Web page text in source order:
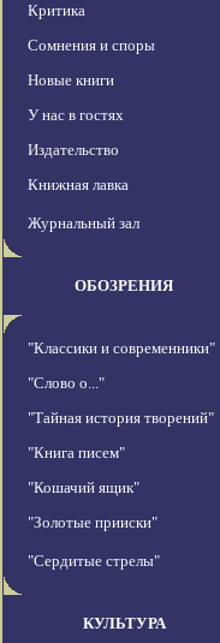
Критика
Сомнения и споры
Новые книги
У нас в гостях
Издательство
Книжная лавка
Журнальный зал
ОБОЗРЕНИЯ
"Классики и современники"
"Слово о..."
"Тайная история творений"
"Книга писем"
"Кошачий ящик"
"Золотые прииски"
"Сердитые стрелы"
КУЛЬТУРА